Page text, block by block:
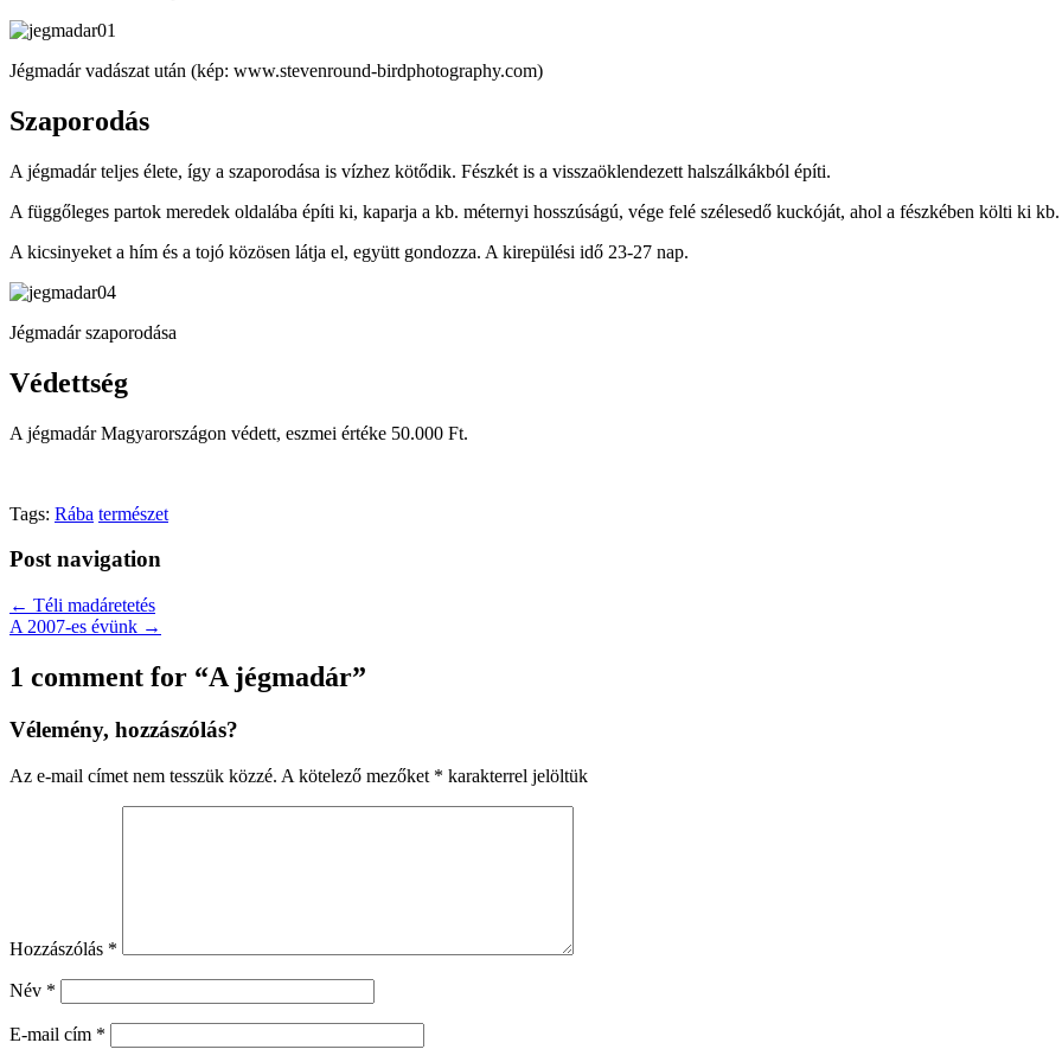
Jégmadár vadászat után (kép: www.stevenround-birdphotography.com)
Szaporodás
A jégmadár teljes élete, így a szaporodása is vízhez kötődik. Fészkét is a visszaöklendezett halszálkákból építi.
A függőleges partok meredek oldalába építi ki, kaparja a kb. méternyi hosszúságú, vége felé szélesedő kuckóját, ahol a fészkében költi ki
A kicsinyeket a hím és a tojó közösen látja el, együtt gondozza. A kirepülési idő 23-27 nap.
Jégmadár szaporodása
Védettség
A jégmadár Magyarországon védett, eszmei értéke 50.000 Ft.
Tags: Rába természet
Post navigation
← Téli madáretetés
A 2007-es évünk →
1 comment for “A jégmadár”
Vélemény, hozzászólás?
Az e-mail címet nem tesszük közzé. A kötelező mezőket * karakterrel jelöltük
Hozzászólás *
Név *
E-mail cím *